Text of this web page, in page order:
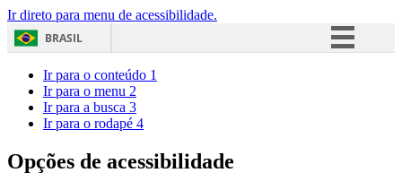
Ir direto para menu de acessibilidade.
BRASIL
Acesso à informação
Ir para o conteúdo 1
Ir para o menu 2
Ir para a busca 3
Ir para o rodapé 4
Opções de acessibilidade